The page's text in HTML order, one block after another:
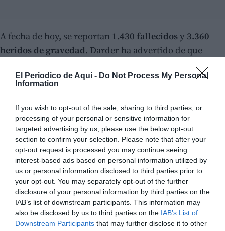
El Periodico de Aqui - Do Not Process My Personal
Information
If you wish to opt-out of the sale, sharing to third parties, or
processing of your personal or sensitive information for
targeted advertising by us, please use the below opt-out
section to confirm your selection. Please note that after your
opt-out request is processed you may continue seeing
interest-based ads based on personal information utilized by
us or personal information disclosed to third parties prior to
your opt-out. You may separately opt-out of the further
disclosure of your personal information by third parties on the
IAB’s list of downstream participants. This information may
also be disclosed by us to third parties on the IAB’s List of
Downstream Participants that may further disclose it to other
A fecha de hoy, se reportan 1.430 fallecidosy 3.360
heridos de gravedad. Darder ha advertido de que
humanosestá dificultando enormemente las labores
sus peores tragedias desde abril de 1812" .
Ante esta grave crisis humanitaria, el presidente de la
ONG ha destacado la respuesta solidaria que se ha
generado tanto dentro como fuera de Venezuela: "El
pueblo venezolano y miles de voluntarios de casi 15
países se han unido en solidaridad".